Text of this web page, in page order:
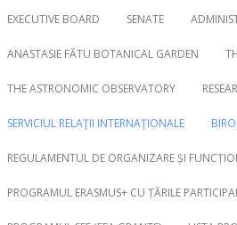
EXECUTIVE BOARD SENATE
ANASTASIE FĂTU BOTANICAL GARDEN
THE ASTRONOMIC OBSERVATORY
SERVICIUL RELAŢII INTERNAŢIONALE
REGULAMENTUL DE ORGANIZARE ȘI
PROGRAMUL ERASMUS+ CU ȚĂRILE